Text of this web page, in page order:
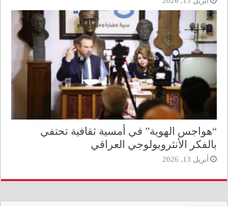
“هواجس الهوية” في أمسية ثقافية تحتفي
بالفكر الأنثروبولوجي العراقي
أبريل 13, 2026